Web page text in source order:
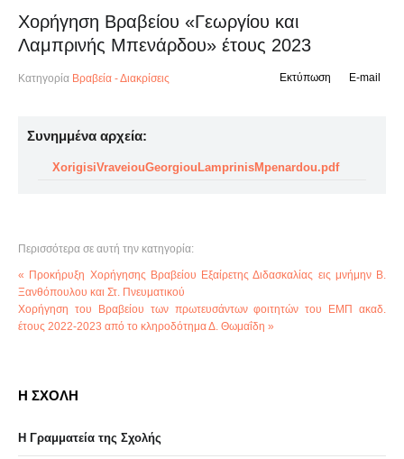
Χορήγηση Βραβείου «Γεωργίου και
Λαμπρινής Μπενάρδου» έτους 2023
Κατηγορία Βραβεία - Διακρίσεις E-mail
Εκτύπωση
Συνημμένα αρχεία:
XorigisiVraveiouGeorgiouLamprinisMpenardou.pdf
Περισσότερα σε αυτή την κατηγορία:
« Προκήρυξη Χορήγησης Βραβείου Εξαίρετης Διδασκαλίας εις μνήμην Β.
Ξανθόπουλου και Στ. Πνευματικού
Χορήγηση του Βραβείου των πρωτευσάντων φοιτητών του ΕΜΠ ακαδ.
έτους 2022-2023 από το κληροδότημα Δ. Θωμαΐδη »
Η ΣΧΟΛΗ
Η Γραμματεία της Σχολής